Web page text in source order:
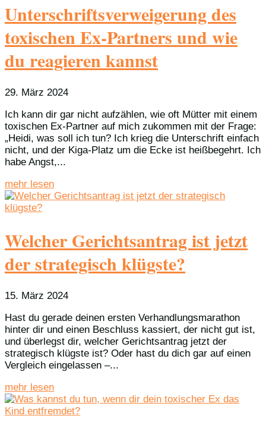
Unterschriftsverweigerung des
toxischen Ex-Partners und wie
du reagieren kannst
29. März 2024
Ich kann dir gar nicht aufzählen, wie oft Mütter mit einem
toxischen Ex-Partner auf mich zukommen mit der Frage:
„Heidi, was soll ich tun? Ich krieg die Unterschrift einfach
nicht, und der Kiga-Platz um die Ecke ist heißbegehrt. Ich
habe Angst,...
mehr lesen
Welcher Gerichtsantrag ist jetzt
der strategisch klügste?
15. März 2024
Hast du gerade deinen ersten Verhandlungsmarathon
hinter dir und einen Beschluss kassiert, der nicht gut ist,
und überlegst dir, welcher Gerichtsantrag jetzt der
strategisch klügste ist? Oder hast du dich gar auf einen
Vergleich eingelassen –...
mehr lesen